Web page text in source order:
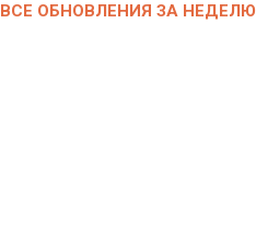
ВСЕ ОБНОВЛЕНИЯ ЗА НЕДЕЛЮ